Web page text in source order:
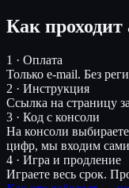
Как проходит
1 · Оплата
Только e-mail. Без
2 · Инструкция
Ссылка на страницу
3 · Код с консоли
На консоли
цифр, мы входим
4 · Игра и продление
Играете весь срок.